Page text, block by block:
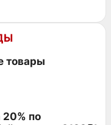
товары
20% по